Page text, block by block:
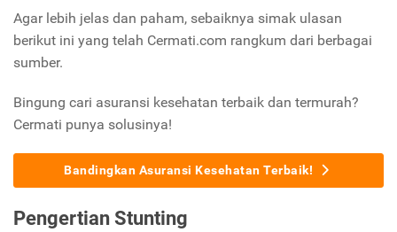
Agar lebih jelas dan paham, sebaiknya simak ulasan
berikut ini yang telah Cermati.com rangkum dari berbagai
sumber.
Bingung cari asuransi kesehatan terbaik dan termurah?
Cermati punya solusinya!
Bandingkan Asuransi Kesehatan Terbaik!
Pengertian Stunting